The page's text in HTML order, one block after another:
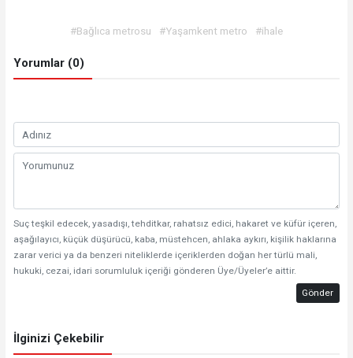
#Bağlıca metrosu #Yaşamkent metro #ihale
Yorumlar (0)
Suç teşkil edecek, yasadışı, tehditkar, rahatsız edici, hakaret ve küfür içeren,
aşağılayıcı, küçük düşürücü, kaba, müstehcen, ahlaka aykırı, kişilik haklarına
zarar verici ya da benzeri niteliklerde içeriklerden doğan her türlü mali,
hukuki, cezai, idari sorumluluk içeriği gönderen Üye/Üyeler’e aittir.
Gönder
İlginizi Çekebilir